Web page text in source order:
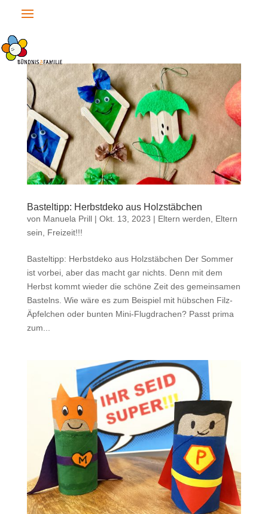
Basteltipp: Herbstdeko aus Holzstäbchen
von Manuela Prill| Okt. 13, 2023 | Eltern werden, Eltern
sein
Freizeit!!!
Basteltipp: Herbstdeko aus Holzstäbchen Der Sommer
ist vorbei, aber das macht gar nichts. Denn mit dem
Herbst kommt wieder die schöne Zeit des gemeinsamen
Bastelns. Wie wäre es zum Beispiel mit hübschen Filz-
Äpfelchen oder bunten Mini-Flugdrachen? Passt prima
zum...